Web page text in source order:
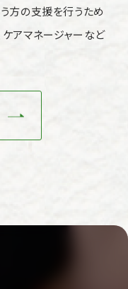
方の支援を行うため
ケアマネージャーなど